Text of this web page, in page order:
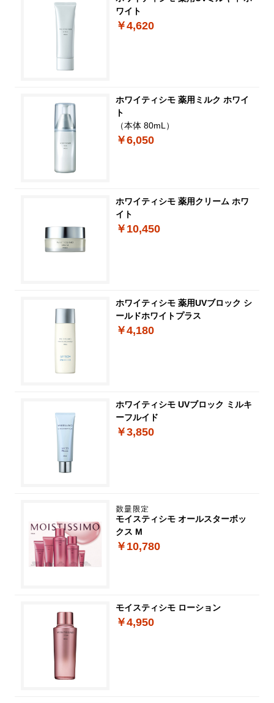
ワイト
￥4,620
ホワイティシモ 薬用ミルク ホワイ
ト
（本体 80mL）
￥6,050
ホワイティシモ 薬用クリーム ホワ
イト
￥10,450
ホワイティシモ 薬用UVブロック シ
ールドホワイトプラス
￥4,180
ホワイティシモ UVブロック ミルキ
ーフルイド
￥3,850
モイスティシモ オールスターボッ
クス M
￥10,780
モイスティシモ ローション
￥4,950